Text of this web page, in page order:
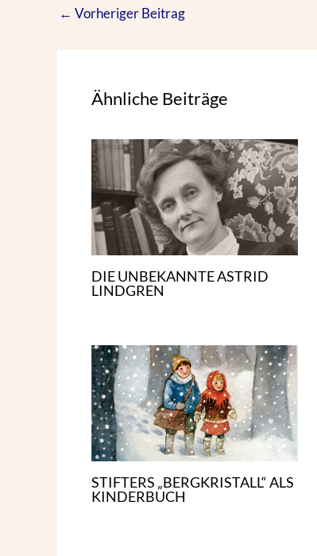
← Vorheriger Beitrag
Ähnliche Beiträge
DIE UNBEKANNTE ASTRID
LINDGREN
STIFTERS „BERGKRISTALL“ ALS
KINDERBUCH